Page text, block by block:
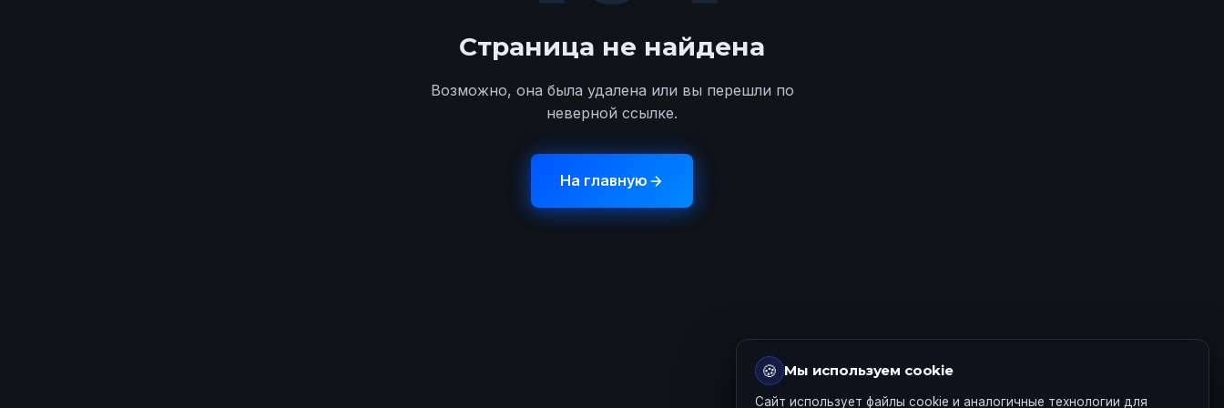
Страница не найдена
Возможно, она была удалена или вы перешли по
неверной ссылке.
На главную
🍪 Мы используем cookie
Сайт использует файлы cookie и аналогичные технологии для